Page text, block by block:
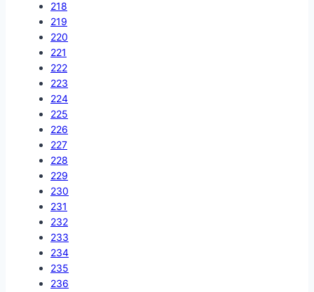
218
219
220
221
222
223
224
225
226
227
228
229
230
231
232
233
234
235
236